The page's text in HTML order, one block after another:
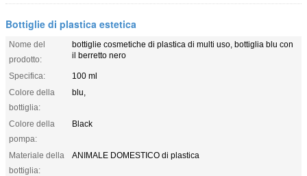
Bottiglie di plastica estetica
Nome del
prodotto:
bottiglie cosmetiche di plastica di multi uso, bottiglia blu con
il berretto nero
Specifica:
100 ml
Colore della
bottiglia:
blu,
Colore della
pompa:
Black
Materiale della
bottiglia:
ANIMALE DOMESTICO di plastica